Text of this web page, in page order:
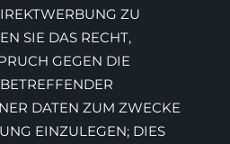
ZU
SIE DAS RECHT,
GEGEN DIE
DATEN ZUM ZWECKE
EINZULEGEN; DIES